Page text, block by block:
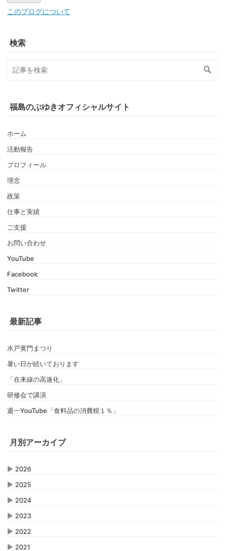
このブログについて
検索
福島のぶゆきオフィシャルサイト
ホーム
活動報告
プロフィール
理念
政策
仕事と実績
ご支援
お問い合わせ
YouTube
Facebook
Twitter
最新記事
水戸黄門まつり
暑い日が続いております
「在来線の高速化」
研修会で講演
週一YouTube「食料品の消費税１％」
月別アーカイブ
▶ 2026
▶ 2025
▶ 2024
▶ 2023
▶ 2022
▶ 2021